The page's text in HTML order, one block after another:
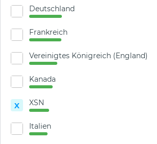
Deutschland
Frankreich
Vereinigtes Königreich (England)
Kanada
X XSN
Italien